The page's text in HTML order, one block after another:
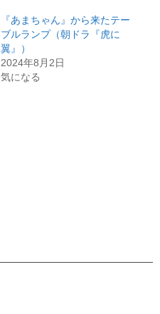
『あまちゃん』から来たテー
ブルランプ（朝ドラ『虎に
翼』）
2024年8月2日
気になる